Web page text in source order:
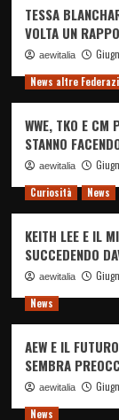
TESSA
VOLTA UN
aewitalia
News altre
WWE, TKO E CM
STANNO
aewitalia
Curiosità News
KEITH LEE E IL
SUCCEDENDO
aewitalia
News
AEW E IL
SEMBRA
aewitalia
News